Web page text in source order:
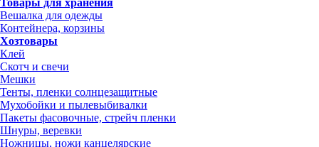
Товары для хранения
Вешалка для одежды
Контейнера, корзины
Хозтовары
Клей
Скотч и свечи
Мешки
Тенты, пленки солнцезащитные
Мухобойки и пылевыбивалки
Пакеты фасовочные, стрейч пленки
Шнуры, веревки
Ножницы, ножи канцелярские